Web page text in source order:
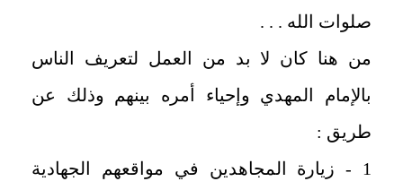
صلوات الله . . .
من هنا كان لا بد من العمل لتعريف الناس
بالإمام المهدي وإحياء أمره بينهم وذلك عن
طريق :
1 - زيارة المجاهدين في مواقعهم الجهادية